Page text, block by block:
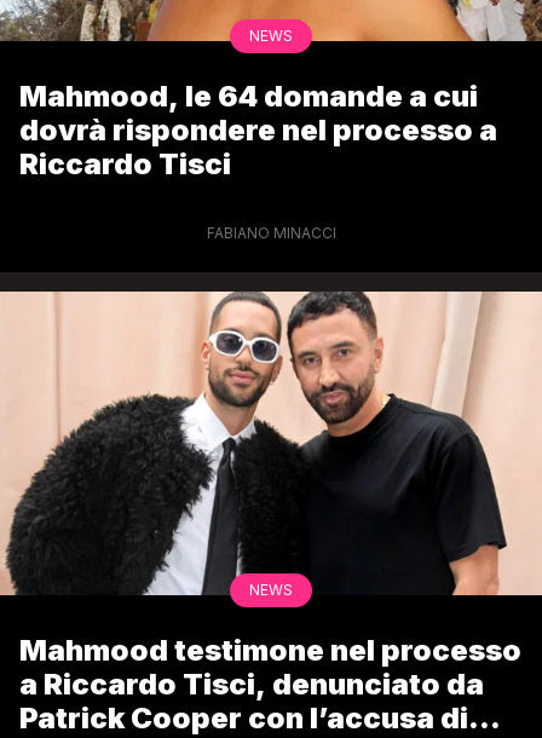
NEWS
Mahmood, le 64 domande a cui
dovrà rispondere nel processo a
Riccardo Tisci
FABIANO MINACCI
NEWS
Mahmood testimone nel processo
a Riccardo Tisci, denunciato da
Patrick Cooper con l’accusa di